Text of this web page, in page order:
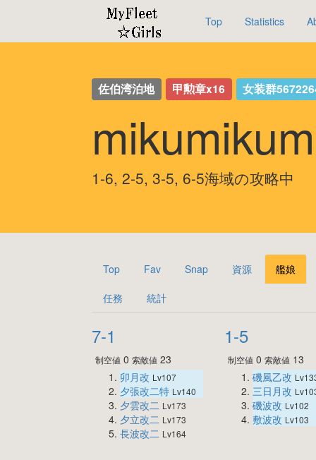
Top Statistics
佐伯湾泊地 甲勲章x16 女装群
1-6, 2-5, 3-5, 6-5海域の攻略中
Top Fav Snap 資源 艦娘
任務 統計
7-1
制空値 0 索敵値 23
卯月改 Lv107
夕張改二特 Lv140
夕雲改二 Lv173
夕立改二 Lv173
長波改二 Lv164
1-5
制空値0 索敵値13
磯風乙改
三日月改
磯波改 Lv102
敷波改 Lv103